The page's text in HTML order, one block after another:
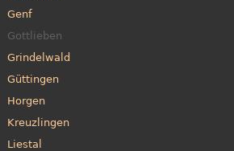
Genf
Gottlieben
Grindelwald
Güttingen
Horgen
Kreuzlingen
Liestal